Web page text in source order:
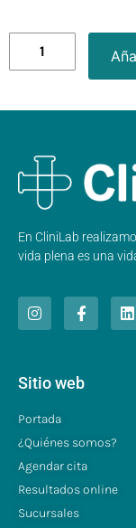
En CliniLab
vida plena es una
Sitio web
Portada
¿Quiénes somos?
Agendar cita
Resultados online
Sucursales